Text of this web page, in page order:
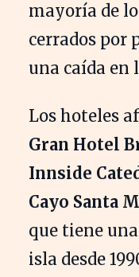
mayoría de
cerrados por
una caída en
Los hoteles
Gran Hotel
Innside
Cayo Santa
que tiene
isla desde